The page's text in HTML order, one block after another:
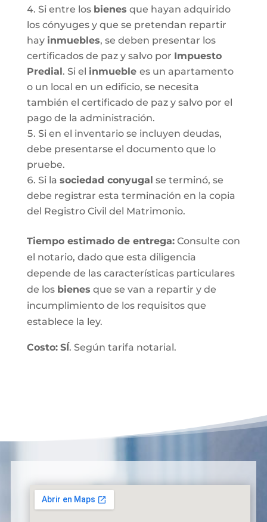
Si entre los bienes que hayan adquirido
los cónyuges y que se pretendan repartir
hay inmuebles, se deben presentar los
certificados de paz y salvo por Impuesto
Predial. Si el inmueble es un apartamento
o un local en un edificio, se necesita
también el certificado de paz y salvo por el
pago de la administración.
Si en el inventario se incluyen deudas,
debe presentarse el documento que lo
pruebe.
Si la sociedad conyugal se terminó, se
debe registrar esta terminación en la copia
del Registro Civil del Matrimonio.
Tiempo estimado de entrega:Consulte con
el notario, dado que esta diligencia
depende de las características particulares
de los bienes que se van a repartir y de
incumplimiento de los requisitos que
establece la ley.
Costo: SÍ. Según tarifa notarial.